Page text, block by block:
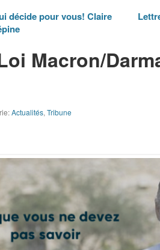
décide pour vous! Claire
Macron/
Actualités, Tribune